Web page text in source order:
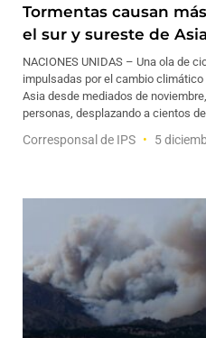
Tormentas causan
el sur y sureste de Asia
NACIONES UNIDAS – Una ola de
impulsadas por el cambio
Asia desde mediados de
personas, desplazando a cientos
Corresponsal de IPS 5